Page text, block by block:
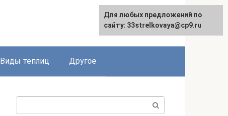
Виды теплиц Другое
Для любых предложений по
сайту: 33strelkovaya@cp9.ru